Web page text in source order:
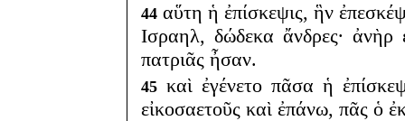
44 αὕτη ἡ ἐπίσκεψις, ἣν
Ισραηλ, δώδεκα ἄνδρες·
πατριᾶς ἦσαν.
45 καὶ ἐγένετο πᾶσα ἡ
εἰκοσαετοῦς καὶ ἐπάνω, πᾶς ὁ